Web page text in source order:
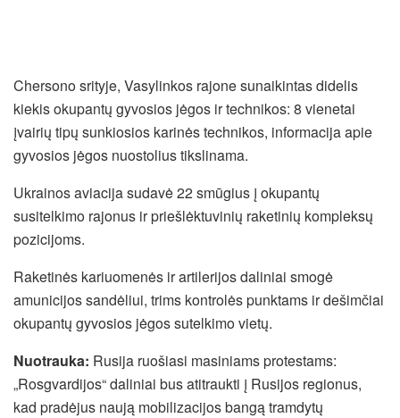
Chersono srityje, Vasylinkos rajone sunaikintas didelis
kiekis okupantų gyvosios jėgos ir technikos: 8 vienetai
įvairių tipų sunkiosios karinės technikos, informacija apie
gyvosios jėgos nuostolius tikslinama.
Ukrainos aviacija sudavė 22 smūgius į okupantų
susitelkimo rajonus ir priešlėktuvinių raketinių kompleksų
pozicijoms.
Raketinės kariuomenės ir artilerijos daliniai smogė
amunicijos sandėliui, trims kontrolės punktams ir dešimčiai
okupantų gyvosios jėgos sutelkimo vietų.
Nuotrauka: Rusija ruošiasi masiniams protestams:
„Rosgvardijos“ daliniai bus atitraukti į Rusijos regionus,
kad pradėjus naują mobilizacijos bangą tramdytų